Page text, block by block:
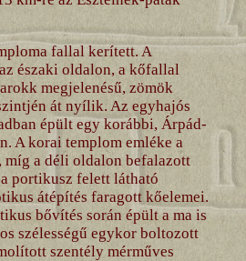
fallal kerített. A
északi oldalon, a kőfallal
megjelenésű, zömök
át nyílik. Az egyhajós
épült egy korábbi, Árpád-
A korai templom emléke a
míg a déli oldalon befalazott
portikusz felett látható
átépítés faragott kőelemei.
bővítés során épült a ma is
szélességű egykor boltozott
szentély mérműves